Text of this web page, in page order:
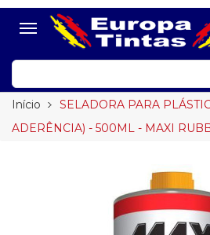
Início
SELADORA PARA
ADERÊNCIA) - 500ML - MAXI